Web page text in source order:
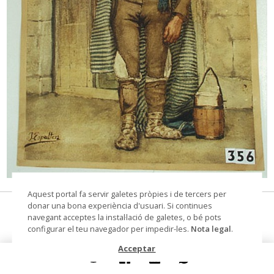
© Arxiu Fotogràfic del Consorci del Patrimoni de
Sitges
Home amb vestit regional
dibuix
Aquest portal fa servir galetes pròpies i de tercers per
donar una bona experiència d'usuari. Si continues
navegant acceptes la instal·lació de galetes, o bé pots
configurar el teu navegador per impedir-les. Nota legal.
Acceptar